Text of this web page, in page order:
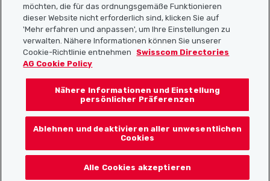
Localcities App herunterladen
Folgt uns auf:
möchten, die für das ordnungsgemäße Funktionieren
dieser Website nicht erforderlich sind, klicken Sie auf
'Mehr erfahren und anpassen', um Ihre Einstellungen zu
verwalten. Nähere Informationen können Sie unserer
Cookie-Richtlinie entnehmen
Swisscom Directories
AG Cookie Policy
Nähere Informationen und Einstellung
persönlicher Präferenzen
Ablehnen und deaktivieren aller unwesentlichen
Cookies
Alle Cookies akzeptieren